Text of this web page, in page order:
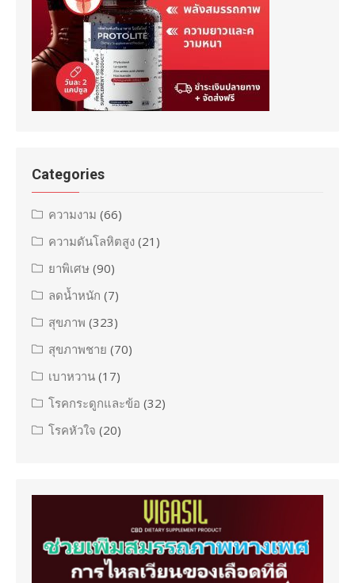
Categories
ความงาม (66)
ความดันโลหิตสูง (21)
ยาพิเศษ (90)
ลดน้ำหนัก (7)
สุขภาพ (323)
สุขภาพชาย (70)
เบาหวาน (17)
โรคกระดูกและข้อ (32)
โรคหัวใจ (20)